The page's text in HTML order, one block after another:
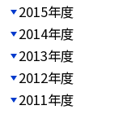
2015年度
2014年度
2013年度
2012年度
2011年度